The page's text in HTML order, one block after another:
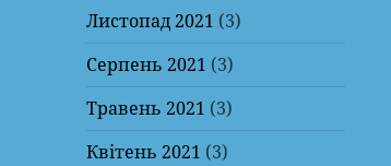
Листопад 2021 (3)
Серпень 2021 (3)
Травень 2021 (3)
Квітень 2021 (3)